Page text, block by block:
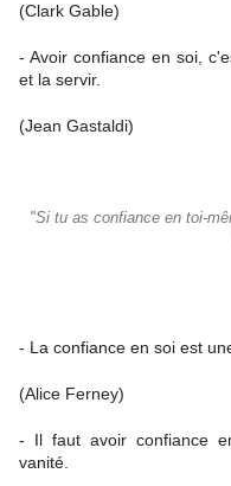
(Clark Gable)
- Avoir confiance en soi,
et la servir.
(Jean Gastaldi)
"Si tu as confiance en toi-
- La confiance en soi est
(Alice Ferney)
- Il faut avoir confiance
vanité.